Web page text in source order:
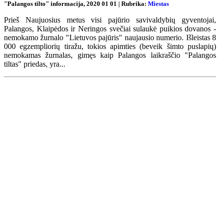
"Palangos tilto" informacija, 2020 01 01 | Rubrika: Miestas
Prieš Naujuosius metus visi pajūrio savivaldybių gyventojai,
Palangos, Klaipėdos ir Neringos svečiai sulaukė puikios dovanos -
nemokamo žurnalo "Lietuvos pajūris" naujausio numerio. Išleistas 8
000 egzempliorių tiražu, tokios apimties (beveik šimto puslapių)
nemokamas žurnalas, gimęs kaip Palangos laikraščio "Palangos
tiltas" priedas, yra...